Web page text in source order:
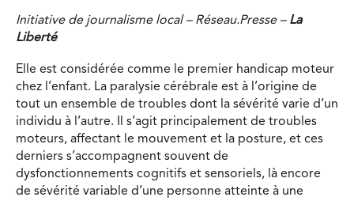
Initiative de journalisme local – Réseau.Presse – La
Liberté
Elle est considérée comme le premier handicap moteur
chez l’enfant. La paralysie cérébrale est à l’origine de
tout un ensemble de troubles dont la sévérité varie d’un
individu à l’autre. Il s’agit principalement de troubles
moteurs, affectant le mouvement et la posture, et ces
derniers s’accompagnent souvent de
dysfonctionnements cognitifs et sensoriels, là encore
de sévérité variable d’une personne atteinte à une